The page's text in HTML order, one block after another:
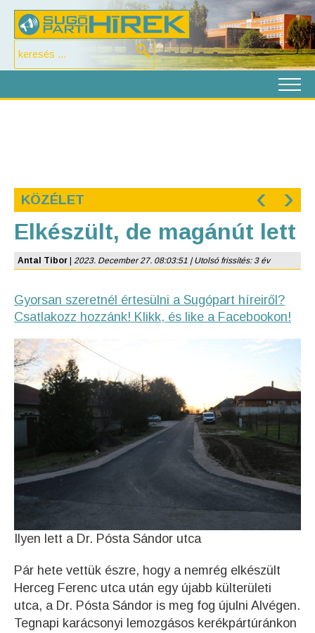
KÖZÉLET ‹ ›
Elkészült, de magánút lett
Antal Tibor 2023. December 27. 08:03:51 | Utolsó frissítés: 3 év
Gyorsan szeretnél értesülni a Sugópart híreiről?
Csatlakozz hozzánk! Klikk, és like a Facebookon!
Ilyen lett a Dr. Pósta Sándor utca
Pár hete vettük észre, hogy a nemrég elkészült
Herceg Ferenc utca után egy újabb külterületi
utca, a Dr. Pósta Sándor is meg fog újulni Alvégen.
Tegnapi karácsonyi lemozgásos kerékpártúránkon